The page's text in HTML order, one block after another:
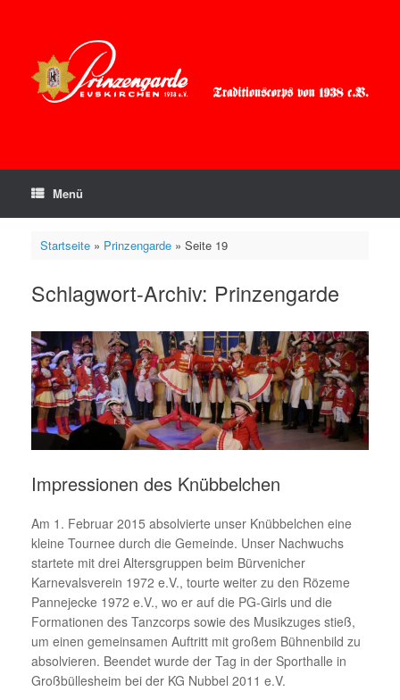
Menü
Startseite» Prinzengarde» Seite 19
Schlagwort-Archiv: Prinzengarde
Impressionen des Knübbelchen
Am 1. Februar 2015 absolvierte unser Knübbelchen eine
kleine Tournee durch die Gemeinde. Unser Nachwuchs
startete mit drei Altersgruppen beim Bürvenicher
Karnevalsverein 1972 e.V., tourte weiter zu den Rözeme
Pannejecke 1972 e.V., wo er auf die PG-Girls und die
Formationen des Tanzcorps sowie des Musikzuges stieß,
um einen gemeinsamen Auftritt mit großem Bühnenbild zu
absolvieren. Beendet wurde der Tag in der Sporthalle in
Großbüllesheim bei der KG Nubbel 2011 e.V.